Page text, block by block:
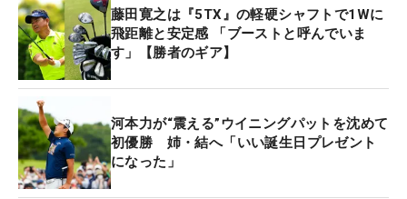
藤田寛之は『5TX』の軽硬シャフトで1Wに
飛距離と安定感 「ブーストと呼んでいま
す」【勝者のギア】
河本力が“震える”ウイニングパットを沈めて
初優勝 姉・結へ「いい誕生日プレゼント
になった」